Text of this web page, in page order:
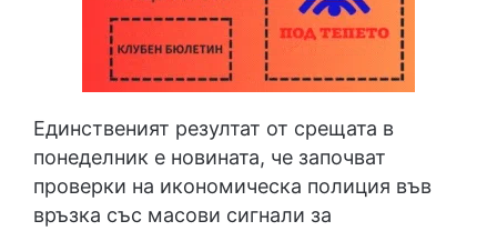
Единственият резултат от срещата в
понеделник е новината, че започват
проверки на икономическа полиция във
връзка със масови сигнали за